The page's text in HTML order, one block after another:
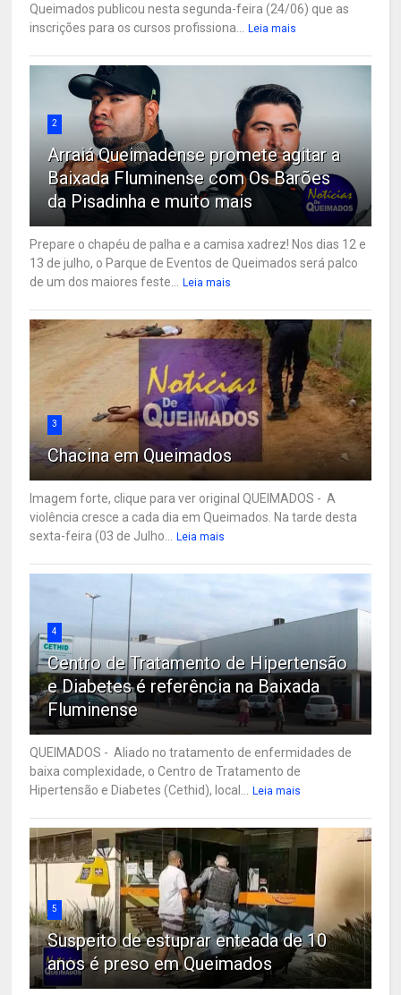
Queimados publicou nesta segunda-feira (24/06) que as
inscrições para os cursos profissiona...
Leia mais
2
Arraiá Queimadense promete agitar a
Baixada Fluminense com Os Barões
da Pisadinha e muito mais
Prepare o chapéu de palha e a camisa xadrez! Nos dias 12 e
13 de julho, o Parque de Eventos de Queimados será palco
de um dos maiores feste...
Leia mais
3
Chacina em Queimados
Imagem forte, clique para ver original QUEIMADOS - A
violência cresce a cada dia em Queimados. Na tarde desta
sexta-feira (03 de Julho...
Leia mais
4
Centro de Tratamento de Hipertensão
e Diabetes é referência na Baixada
Fluminense
QUEIMADOS - Aliado no tratamento de enfermidades de
baixa complexidade, o Centro de Tratamento de
Hipertensão e Diabetes (Cethid), local...
Leia mais
5
Suspeito de estuprar enteada de 10
anos é preso em Queimados